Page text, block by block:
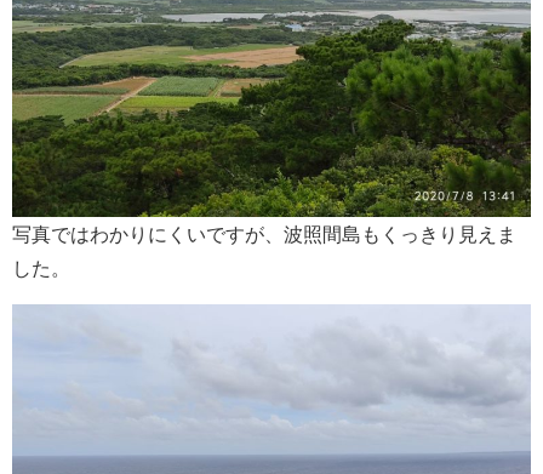
写真ではわかりにくいですが、波照間島もくっきり見えま
した。